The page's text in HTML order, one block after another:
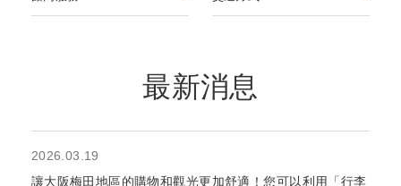
最新消息
2026.03.19
讓大阪梅田地區的購物和觀光更加舒適！您可以利用「行李